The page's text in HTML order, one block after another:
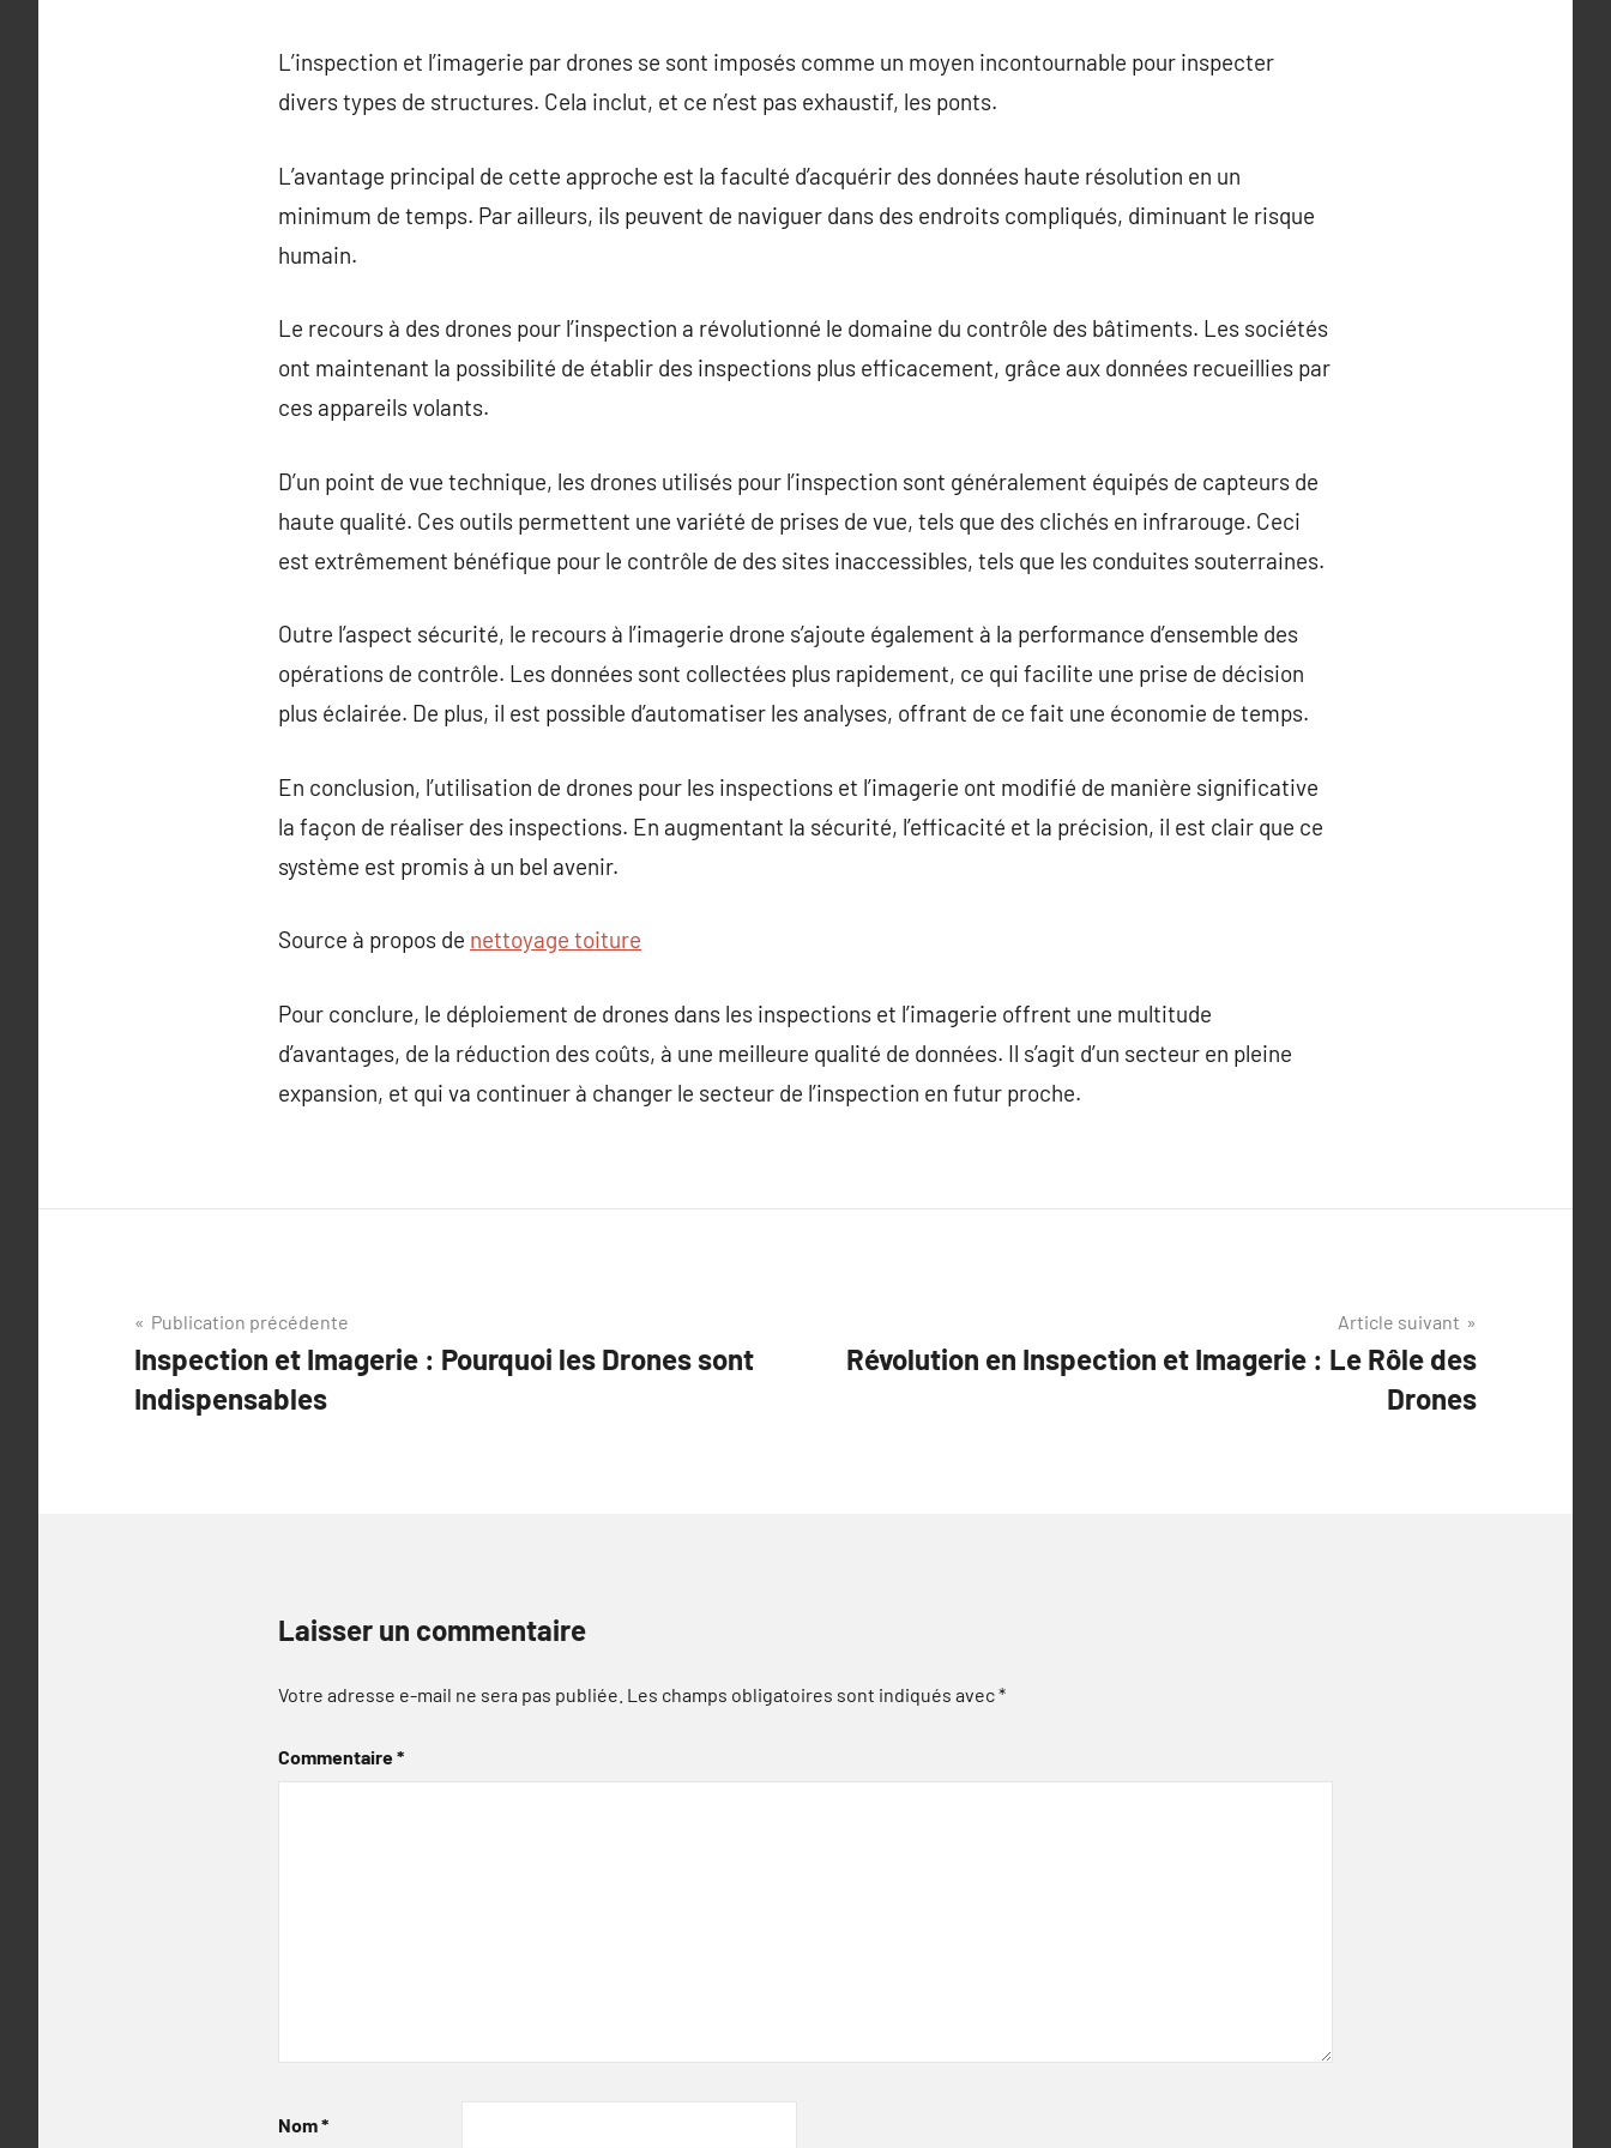
L’inspection et l’imagerie par drones se sont imposés comme un moyen incontournable pour inspecter
divers types de structures. Cela inclut, et ce n’est pas exhaustif, les ponts.
L’avantage principal de cette approche est la faculté d’acquérir des données haute résolution en un
minimum de temps. Par ailleurs, ils peuvent de naviguer dans des endroits compliqués, diminuant le risque
humain.
Le recours à des drones pour l’inspection a révolutionné le domaine du contrôle des bâtiments. Les sociétés
ont maintenant la possibilité de établir des inspections plus efficacement, grâce aux données recueillies par
ces appareils volants.
D’un point de vue technique, les drones utilisés pour l’inspection sont généralement équipés de capteurs de
haute qualité. Ces outils permettent une variété de prises de vue, tels que des clichés en infrarouge. Ceci
est extrêmement bénéfique pour le contrôle de des sites inaccessibles, tels que les conduites souterraines.
Outre l’aspect sécurité, le recours à l’imagerie drone s’ajoute également à la performance d’ensemble des
opérations de contrôle. Les données sont collectées plus rapidement, ce qui facilite une prise de décision
plus éclairée. De plus, il est possible d’automatiser les analyses, offrant de ce fait une économie de temps.
En conclusion, l’utilisation de drones pour les inspections et l’imagerie ont modifié de manière significative
la façon de réaliser des inspections. En augmentant la sécurité, l’efficacité et la précision, il est clair que ce
système est promis à un bel avenir.
Source à propos de nettoyage toiture
Pour conclure, le déploiement de drones dans les inspections et l’imagerie offrent une multitude
d’avantages, de la réduction des coûts, à une meilleure qualité de données. Il s’agit d’un secteur en pleine
expansion, et qui va continuer à changer le secteur de l’inspection en futur proche.
Navigation
de
l’article
Publication précédente
Inspection et Imagerie : Pourquoi les Drones sont
Indispensables
Article suivant
Révolution en Inspection et Imagerie : Le Rôle des
Drones
Laisser un commentaire
Votre adresse e-mail ne sera pas publiée. Les champs obligatoires sont indiqués avec*
Commentaire*
Nom*